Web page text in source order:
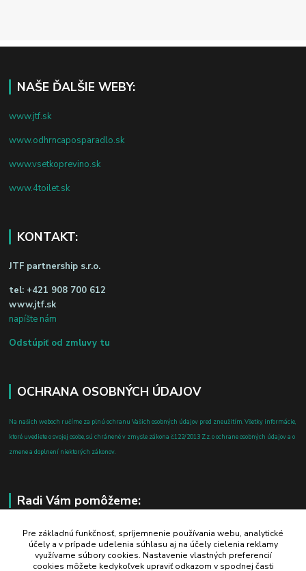
NAŠE ĎALŠIE WEBY:
www.jtf.sk
www.odhrncaposparadlo.sk
www.vsetkoprevino.sk
www.4toilet.sk
KONTAKT:
JTF partnership s.r.o.
tel: +421 908 700 612
www.jtf.sk
napíšte nám
Odstúpiť od zmluvy tu
OCHRANA OSOBNÝCH ÚDAJOV
Na našich weboch ručíme za plnú ochranu Vašich osobných údajov pred zneužitím. Všetky informácie,
ktoré uvediete o svojej osobe, sú chránené v zmysle zákona č.122/2013 Z.z. o ochrane osobných údajov a o
zmene a doplnení niektorých zákonov.
Radi Vám pomôžeme:
+421 908 700 612
po-pia: 8.00 - 16.00
Pre základnú funkčnosť, spríjemnenie používania webu, analytické
účely a v prípade udelenia súhlasu aj na účely cielenia reklamy
využívame súbory cookies. Nastavenie vlastných preferencií
cookies môžete kedykoľvek upraviť odkazom v spodnej časti